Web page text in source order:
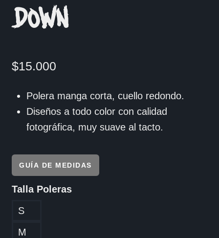
DOWN
$15.000
Polera manga corta, cuello redondo.
Diseños a todo color con calidad
fotográfica, muy suave al tacto.
GUÍA DE MEDIDAS
Talla Poleras
S
M